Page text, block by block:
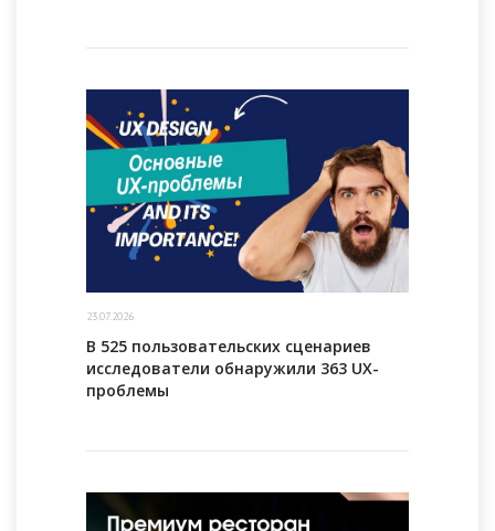
23.07.2026
В 525 пользовательских сценариев
исследователи обнаружили 363 UX-
проблемы